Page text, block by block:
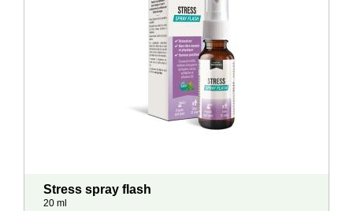
Stress spray flash
20 ml